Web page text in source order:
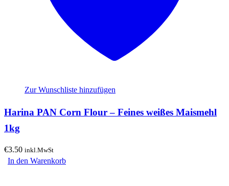
Zur Wunschliste hinzufügen
Harina PAN Corn Flour – Feines weißes Maismehl
1kg
€3.50 inkl.MwSt
In den Warenkorb